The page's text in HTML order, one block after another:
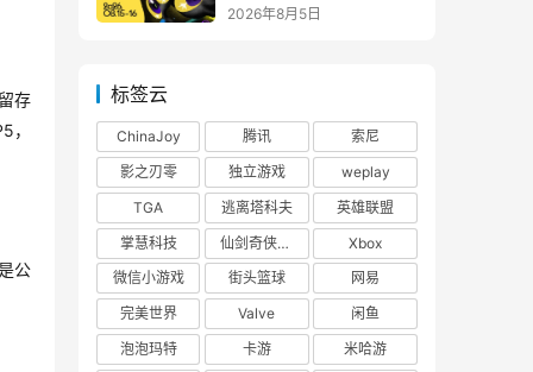
存
，
公
2026年8月5日
标签云
ChinaJoy 腾讯
索尼
影之刃零
独立游戏
weplay
TGA
逃离塔科夫
英雄联盟
掌慧科技
仙剑奇侠传四
Xbox
微信小游戏
街头篮球
网易
完美世界
Valve
闲鱼
泡泡玛特
卡游
米哈游